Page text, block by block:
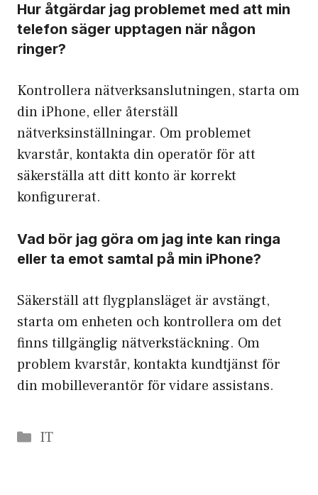
Hur åtgärdar jag problemet med att min
telefon säger upptagen när någon
ringer?
Kontrollera nätverksanslutningen, starta om
din iPhone, eller återställ
nätverksinställningar. Om problemet
kvarstår, kontakta din operatör för att
säkerställa att ditt konto är korrekt
konfigurerat.
Vad bör jag göra om jag inte kan ringa
eller ta emot samtal på min iPhone?
Säkerställ att flygplansläget är avstängt,
starta om enheten och kontrollera om det
finns tillgänglig nätverkstäckning. Om
problem kvarstår, kontakta kundtjänst för
din mobilleverantör för vidare assistans.
Categories
IT